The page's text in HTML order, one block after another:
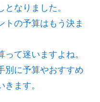
なりました。
トの予算はもう決ま
て迷いますよね。
別に予算やおすすめ
ます。